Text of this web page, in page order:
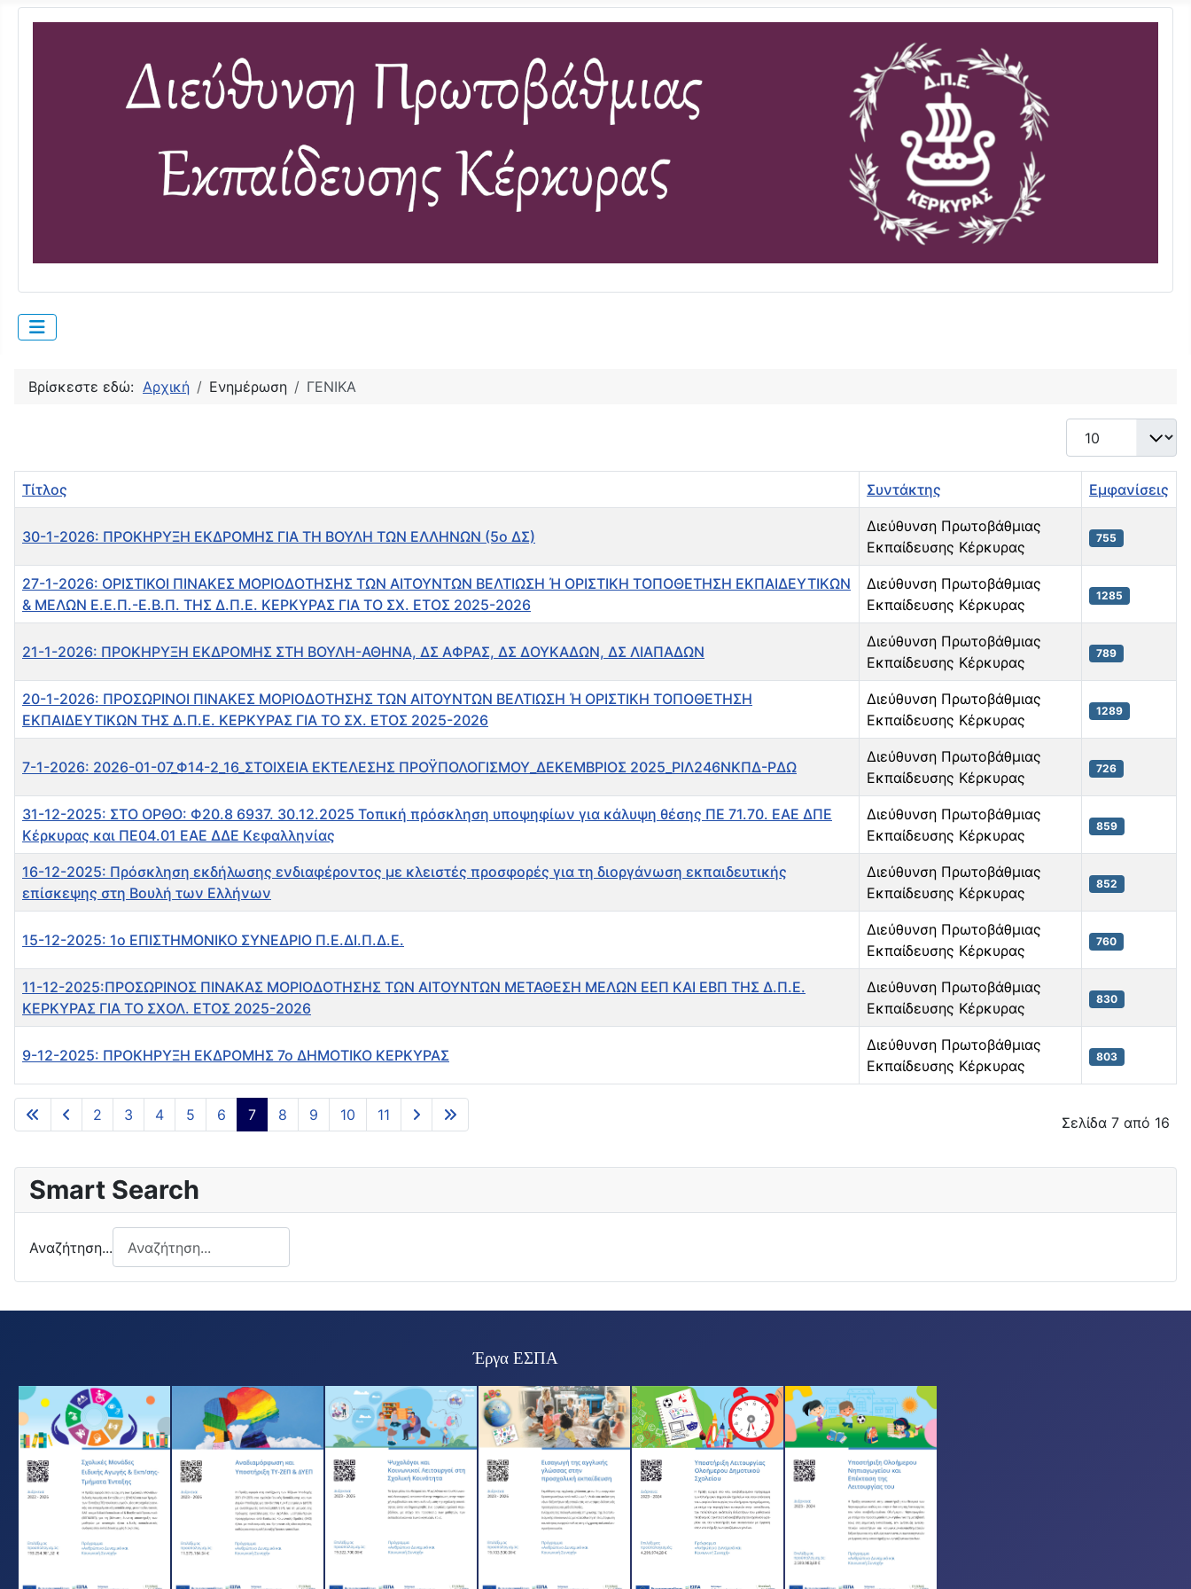
Βρίσκεστε εδώ: Αρχική Ενημέρωση ΓΕΝΙΚΑ
Εμφάνιση #
Άρθρα
Τίτλος Συντάκτης Εμφανίσεις
30-1-2026: ΠΡΟΚΗΡΥΞΗ ΕΚΔΡΟΜΗΣ ΓΙΑ ΤΗ ΒΟΥΛΗ ΤΩΝ ΕΛΛΗΝΩΝ (5ο ΔΣ)
Διεύθυνση Πρωτοβάθμιας
Εκπαίδευσης Κέρκυρας
755
27-1-2026: ΟΡΙΣΤΙΚΟΙ ΠΙΝΑΚΕΣ ΜΟΡΙΟΔΟΤΗΣΗΣ ΤΩΝ ΑΙΤΟΥΝΤΩΝ ΒΕΛΤΙΩΣΗ Ή ΟΡΙΣΤΙΚΗ ΤΟΠΟΘΕΤΗΣΗ ΕΚΠΑΙΔΕΥΤΙΚΩΝ
& ΜΕΛΩΝ Ε.Ε.Π.-Ε.Β.Π. ΤΗΣ Δ.Π.Ε. ΚΕΡΚΥΡΑΣ ΓΙΑ ΤΟ ΣΧ. ΕΤΟΣ 2025-2026
Διεύθυνση Πρωτοβάθμιας
Εκπαίδευσης Κέρκυρας
1285
21-1-2026: ΠΡΟΚΗΡΥΞΗ ΕΚΔΡΟΜΗΣ ΣΤΗ ΒΟΥΛΗ-ΑΘΗΝΑ, ΔΣ ΑΦΡΑΣ, ΔΣ ΔΟΥΚΑΔΩΝ, ΔΣ ΛΙΑΠΑΔΩΝ
Διεύθυνση Πρωτοβάθμιας
Εκπαίδευσης Κέρκυρας
789
20-1-2026: ΠΡΟΣΩΡΙΝΟΙ ΠΙΝΑΚΕΣ ΜΟΡΙΟΔΟΤΗΣΗΣ ΤΩΝ ΑΙΤΟΥΝΤΩΝ ΒΕΛΤΙΩΣΗ Ή ΟΡΙΣΤΙΚΗ ΤΟΠΟΘΕΤΗΣΗ
ΕΚΠΑΙΔΕΥΤΙΚΩΝ ΤΗΣ Δ.Π.Ε. ΚΕΡΚΥΡΑΣ ΓΙΑ ΤΟ ΣΧ. ΕΤΟΣ 2025-2026
Διεύθυνση Πρωτοβάθμιας
Εκπαίδευσης Κέρκυρας
1289
7-1-2026: 2026-01-07_Φ14-2_16_ΣΤΟΙΧΕΙΑ ΕΚΤΕΛΕΣΗΣ ΠΡΟΫΠΟΛΟΓΙΣΜΟΥ_ΔΕΚΕΜΒΡΙΟΣ 2025_ΡΙΛ246ΝΚΠΔ-ΡΔΩ
Διεύθυνση Πρωτοβάθμιας
Εκπαίδευσης Κέρκυρας
726
31-12-2025: ΣΤΟ ΟΡΘΟ: Φ20.8 6937. 30.12.2025 Τοπική πρόσκληση υποψηφίων για κάλυψη θέσης ΠΕ 71.70. ΕΑΕ ΔΠΕ
Κέρκυρας και ΠΕ04.01 ΕΑΕ ΔΔΕ Κεφαλληνίας
Διεύθυνση Πρωτοβάθμιας
Εκπαίδευσης Κέρκυρας
859
16-12-2025: Πρόσκληση εκδήλωσης ενδιαφέροντος με κλειστές προσφορές για τη διοργάνωση εκπαιδευτικής
επίσκεψης στη Βουλή των Ελλήνων
Διεύθυνση Πρωτοβάθμιας
Εκπαίδευσης Κέρκυρας
852
15-12-2025: 1ο ΕΠΙΣΤΗΜΟΝΙΚΟ ΣΥΝΕΔΡΙΟ Π.Ε.ΔΙ.Π.Δ.Ε.
Διεύθυνση Πρωτοβάθμιας
Εκπαίδευσης Κέρκυρας
760
11-12-2025:ΠΡΟΣΩΡΙΝΟΣ ΠΙΝΑΚΑΣ ΜΟΡΙΟΔΟΤΗΣΗΣ ΤΩΝ ΑΙΤΟΥΝΤΩΝ ΜΕΤΑΘΕΣΗ ΜΕΛΩΝ ΕΕΠ ΚΑΙ ΕΒΠ ΤΗΣ Δ.Π.Ε.
ΚΕΡΚΥΡΑΣ ΓΙΑ ΤΟ ΣΧΟΛ. ΕΤΟΣ 2025-2026
Διεύθυνση Πρωτοβάθμιας
Εκπαίδευσης Κέρκυρας
830
9-12-2025: ΠΡΟΚΗΡΥΞΗ ΕΚΔΡΟΜΗΣ 7ο ΔΗΜΟΤΙΚΟ ΚΕΡΚΥΡΑΣ
Διεύθυνση Πρωτοβάθμιας
Εκπαίδευσης Κέρκυρας
803
Σελίδα 7 από 16
2 3 4 5 6 7 8 9 10 11
Smart Search
Αναζήτηση...
Έργα ΕΣΠΑ